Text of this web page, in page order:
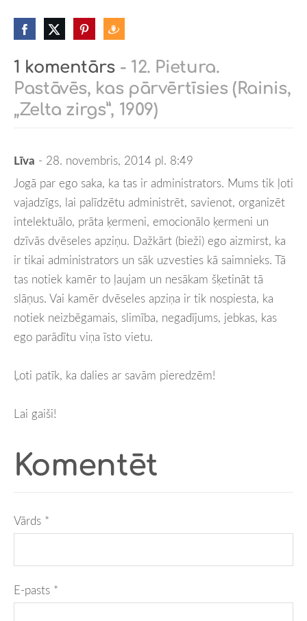
1 komentārs - 12. Pietura.
Pastāvēs, kas pārvērtīsies (Rainis,
„Zelta zirgs”, 1909)
Līva - 28. novembris, 2014 pl. 8:49
Jogā par ego saka, ka tas ir administrators. Mums tik ļoti
vajadzīgs, lai palīdzētu administrēt, savienot, organizēt
intelektuālo, prāta ķermeni, emocionālo ķermeni un
dzīvās dvēseles apziņu. Dažkārt (bieži) ego aizmirst, ka
ir tikai administrators un sāk uzvesties kā saimnieks. Tā
tas notiek kamēr to ļaujam un nesākam šķetināt tā
slāņus. Vai kamēr dvēseles apziņa ir tik nospiesta, ka
notiek neizbēgamais, slimība, negadījums, jebkas, kas
ego parādītu viņa īsto vietu.
Ļoti patīk, ka dalies ar savām pieredzēm!
Lai gaiši!
Komentēt
Vārds *
E-pasts *